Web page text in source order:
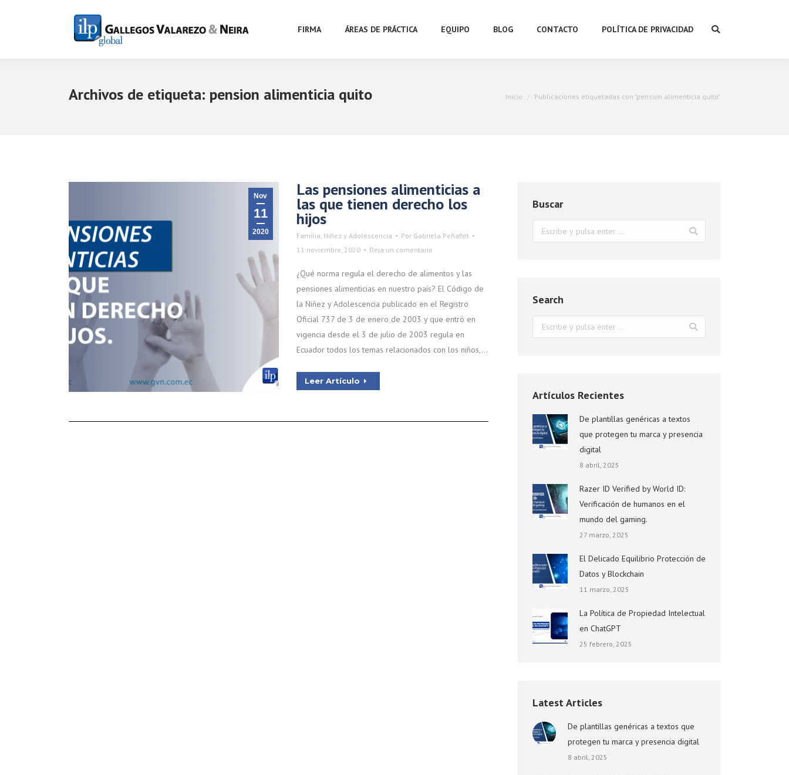
FIRMA ÁREAS DE PRÁCTICA EQUIPO BLOG CONTACTO POLÍTICA DE PRIVACIDAD Buscar:
Archivos de etiqueta: pension alimenticia quito Estás aquí:
Inicio Publicaciones etiquetadas con "pension alimenticia quito"
Nov
11
2020
Las pensiones alimenticias a
las que tienen derecho los
hijos
Familia, Niñez y Adolescencia Por Gabriela Peñafiel
11 noviembre, 2020
Deja un comentario
¿Qué norma regula el derecho de alimentos y las
pensiones alimenticias en nuestro país? El Código de
la Niñez y Adolescencia publicado en el Registro
Oficial 737 de 3 de enero de 2003 y que entró en
vigencia desde el 3 de julio de 2003 regula en
Ecuador todos los temas relacionados con los niños,…
Leer Artículo
Buscar
Buscar:
Search
Buscar:
Artículos Recientes
De plantillas genéricas a textos
que protegen tu marca y presencia
digital
8 abril, 2025
Razer ID Verified by World ID:
Verificación de humanos en el
mundo del gaming.
27 marzo, 2025
El Delicado Equilibrio Protección de
Datos y Blockchain
11 marzo, 2025
La Política de Propiedad Intelectual
en ChatGPT
25 febrero, 2025
Latest Articles
De plantillas genéricas a textos que
protegen tu marca y presencia digital
8 abril, 2025